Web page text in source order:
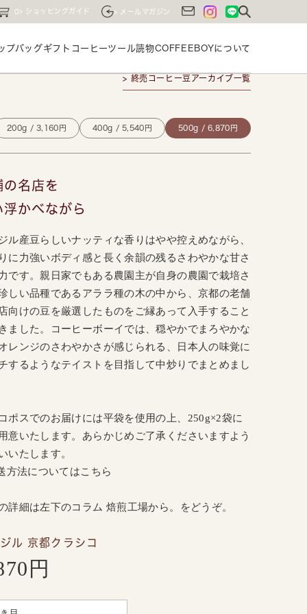
0 ショッピングガイド メールマガジン
プバッグギフト コーヒーツール読物COFFEEBOYに ついて
> 終売コーヒー豆アーカイブ一覧
200g / 3,160円 400g / 5,540円 500g / 6,870円
の名店を
浮かべながら
ル産豆らしいナッティな香りはやや控えめながら、
に力強いボディ感と長く余韻の残るさわやかな甘さ
です。親日家でもある農園主が自身の農園で栽培さ
しい品種であるアララ種の木の中から、京都の老舗
向けの豆を厳選したものをご縁あって入手すること
ました。コーヒーボーイでは、穏やかでまろやかな
レンジのさわやかさが感じられる、日本人の味覚に
するようなテイストを目指して中炒りでまとめまし
ポスでのお届けには平袋を使用の上、250g×2袋に
意いたします。あらかじめご了承くださいますよう
いたします。
方法についてはこちら
詳細は左下のコラム 焙煎工場から。をどうぞ。
ル 京都クラシコ
円